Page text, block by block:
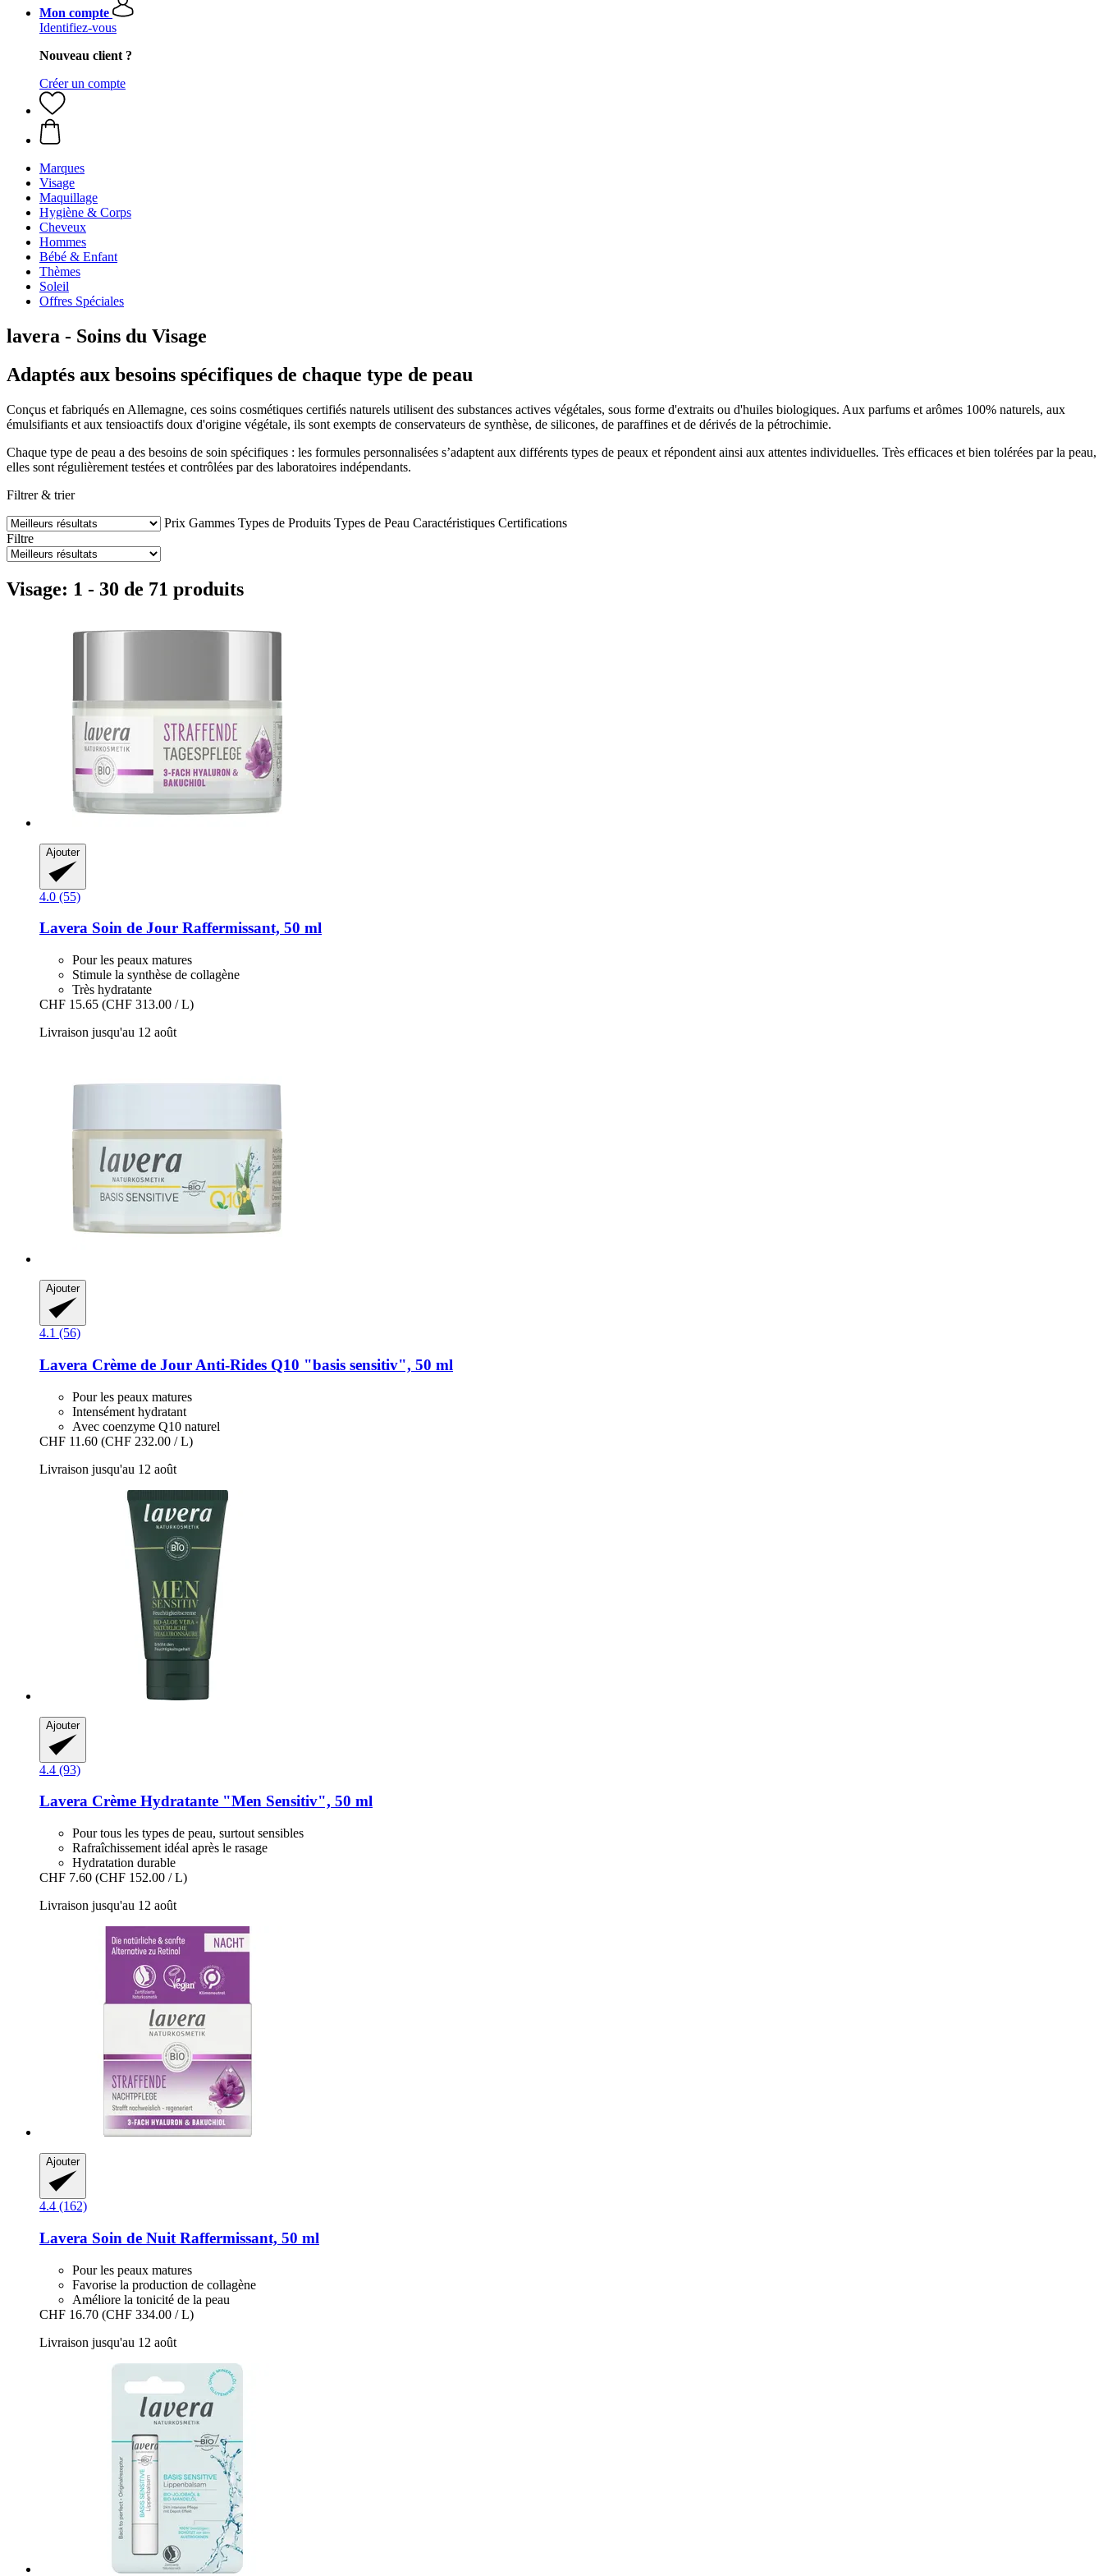
Mon compte
Identifiez-vous
Nouveau client ?
Créer un compte
Marques
Visage
Maquillage
Hygiène & Corps
Cheveux
Hommes
Bébé & Enfant
Thèmes
Soleil
Offres Spéciales
lavera - Soins du Visage
Adaptés aux besoins spécifiques de chaque type de peau
Conçus et fabriqués en Allemagne, ces soins cosmétiques certifiés naturels utilisent des substances actives végétales, sous forme d'extraits ou d'huiles biologiques. Aux parfums et arômes 100% naturels, aux
émulsifiants et aux tensioactifs doux d'origine végétale, ils sont exempts de conservateurs de synthèse, de silicones, de paraffines et de dérivés de la pétrochimie.
Chaque type de peau a des besoins de soin spécifiques : les formules personnalisées s’adaptent aux différents types de peaux et répondent ainsi aux attentes individuelles. Très efficaces et bien tolérées par la peau,
elles sont régulièrement testées et contrôlées par des laboratoires indépendants.
Filtrer & trier
Prix Gammes Types de Produits Types de Peau Caractéristiques Certifications
Filtre
Visage: 1 - 30 de 71 produits
Ajouter
4.0 (55)
Lavera Soin de Jour Raffermissant, 50 ml
Pour les peaux matures
Stimule la synthèse de collagène
Très hydratante
CHF 15.65 (CHF 313.00 / L)
Livraison jusqu'au 12 août
Ajouter
4.1 (56)
Lavera Crème de Jour Anti-​Rides Q10 "basis sensitiv", 50 ml
Pour les peaux matures
Intensément hydratant
Avec coenzyme Q10 naturel
CHF 11.60 (CHF 232.00 / L)
Livraison jusqu'au 12 août
Ajouter
4.4 (93)
Lavera Crème Hydratante "Men Sensitiv", 50 ml
Pour tous les types de peau, surtout sensibles
Rafraîchissement idéal après le rasage
Hydratation durable
CHF 7.60 (CHF 152.00 / L)
Livraison jusqu'au 12 août
Ajouter
4.4 (162)
Lavera Soin de Nuit Raffermissant, 50 ml
Pour les peaux matures
Favorise la production de collagène
Améliore la tonicité de la peau
CHF 16.70 (CHF 334.00 / L)
Livraison jusqu'au 12 août